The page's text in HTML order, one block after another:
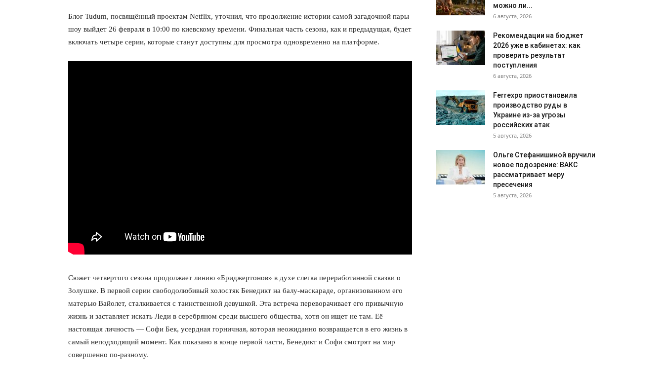
КавПолит
О нас
Связаться с нами
Блог Tudum, посвящённый проектам Netflix, уточнил, что продолжение истории самой загадочной пары
шоу выйдет 26 февраля в 10:00 по киевскому времени. Финальная часть сезона, как и предыдущая, будет
включать четыре серии, которые станут доступны для просмотра одновременно на платформе.
Сюжет четвертого сезона продолжает линию «Бриджертонов» в духе слегка переработанной сказки о
Золушке. В первой серии свободолюбивый холостяк Бенедикт на балу-маскараде, организованном его
матерью Вайолет, сталкивается с таинственной девушкой. Эта встреча переворачивает его привычную
жизнь и заставляет искать Леди в серебряном среди высшего общества, хотя он ищет не там. Её
настоящая личность — Софи Бек, усердная горничная, которая неожиданно возвращается в его жизнь в
самый неподходящий момент. Как показано в конце первой части, Бенедикт и Софи смотрят на мир
совершенно по-разному.
можно ли...
6 августа, 2026
Рекомендации на бюджет
2026 уже в кабинетах: как
проверить результат
поступления
6 августа, 2026
Ferrexpo приостановила
производство руды в
Украине из-за угрозы
российских атак
5 августа, 2026
Ольге Стефанишиной вручили
новое подозрение: ВАКС
рассматривает меру
пресечения
5 августа, 2026